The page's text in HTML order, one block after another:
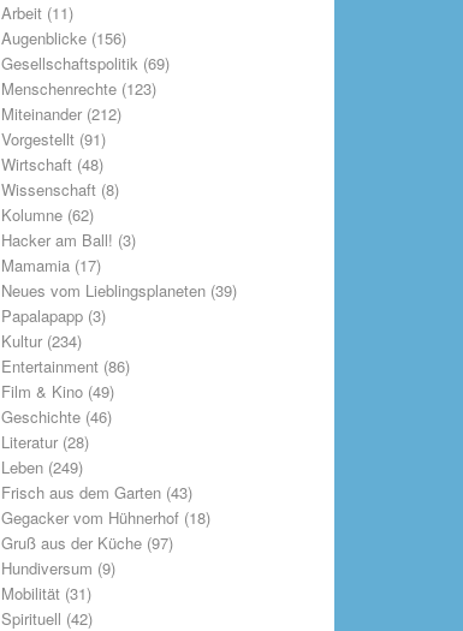
Arbeit(11)
Augenblicke(156)
Gesellschaftspolitik(69)
Menschenrechte(123)
Miteinander(212)
Vorgestellt(91)
Wirtschaft(48)
Wissenschaft(8)
Kolumne(62)
Hacker am Ball! (3)
Mamamia(17)
Neues vom Lieblingsplaneten(39)
Papalapapp(3)
Kultur(234)
Entertainment(86)
Film & Kino(49)
Geschichte(46)
Literatur(28)
Leben(249)
Frisch aus dem Garten(43)
Gegacker vom Hühnerhof(18)
Gruß aus der Küche(97)
Hundiversum (9)
Mobilität(31)
Spirituell (42)